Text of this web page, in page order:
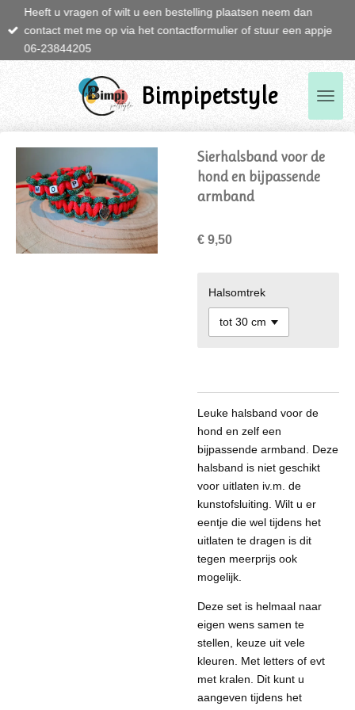
direct
naar
Bimpipetstyle
Heeft u vragen of wilt u een bestelling plaatsen neem dan
contact met me op via het contactformulier of stuur een appje
06-23844205
Sierhalsband voor de
hond en bijpassende
armband
€ 9,50
Halsomtrek
Leuke halsband voor de
hond en zelf een
bijpassende armband. Deze
halsband is niet geschikt
voor uitlaten iv.m. de
kunstofsluiting. Wilt u er
eentje die wel tijdens het
uitlaten te dragen is dit
tegen meerprijs ook
mogelijk.
Deze set is helmaal naar
eigen wens samen te
stellen, keuze uit vele
kleuren. Met letters of evt
met kralen. Dit kunt u
aangeven tijdens het